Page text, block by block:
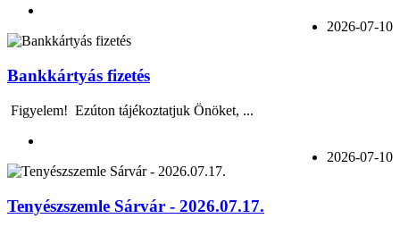
2026-07-10
Bankkártyás fizetés
Figyelem! Ezúton tájékoztatjuk Önöket, ...
2026-07-10
Tenyészszemle Sárvár - 2026.07.17.